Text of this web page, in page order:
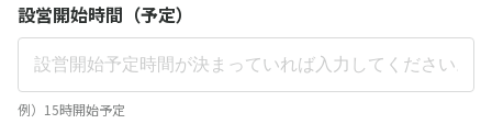
設営開始時間（予定）
例）15時開始予定